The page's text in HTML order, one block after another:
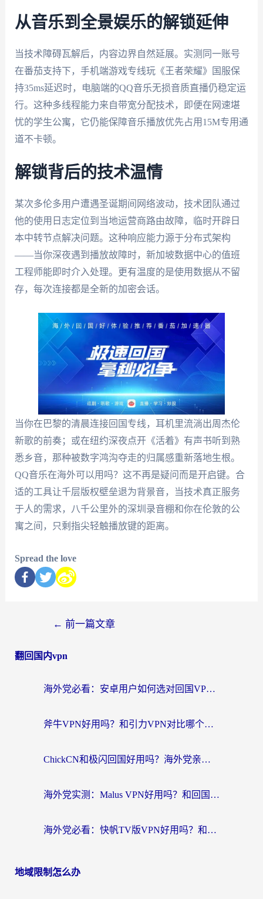
从音乐到全景娱乐的解锁延伸
当技术障碍瓦解后，内容边界自然延展。实测同一账号
在番茄支持下，手机端游戏专线玩《王者荣耀》国服保
持35ms延迟时，电脑端的QQ音乐无损音质直播仍稳定运
行。这种多线程能力来自带宽分配技术，即便在网速堪
忧的学生公寓，它仍能保障音乐播放优先占用15M专用通
道不卡顿。
解锁背后的技术温情
某次多伦多用户遭遇圣诞期间网络波动，技术团队通过
他的使用日志定位到当地运营商路由故障，临时开辟日
本中转节点解决问题。这种响应能力源于分布式架构
——当你深夜遇到播放故障时，新加坡数据中心的值班
工程师能即时介入处理。更有温度的是使用数据从不留
存，每次连接都是全新的加密会话。
当你在巴黎的清晨连接回国专线，耳机里流淌出周杰伦
新歌的前奏；或在纽约深夜点开《活着》有声书听到熟
悉乡音，那种被数字鸿沟夺走的归属感重新落地生根。
QQ音乐在海外可以用吗？这不再是疑问而是开启键。合
适的工具让千层版权壁垒退为背景音，当技术真正服务
于人的需求，八千公里外的深圳录音棚和你在伦敦的公
寓之间，只剩指尖轻触播放键的距离。
Spread the love
← 前一篇文章
翻回国内vpn
海外党必看：安卓用户如何选对回国VPN？从踩坑到无缝访问的全攻略
斧牛VPN好用吗？和引力VPN对比哪个回国效果更好？海外党亲测3款加速器+避坑指南
ChickCN和极闪回国好用吗？海外党亲测3款加速器，教你选对不踩坑
海外党实测：Malus VPN好用吗？和回国VPN对比哪个回国效果更好？附真实体验与加速器推荐
海外党必看：快帆TV版VPN好用吗？和豌豆IP VPN对比哪个回国效果更好？附真实体验与选择指南
地域限制怎么办